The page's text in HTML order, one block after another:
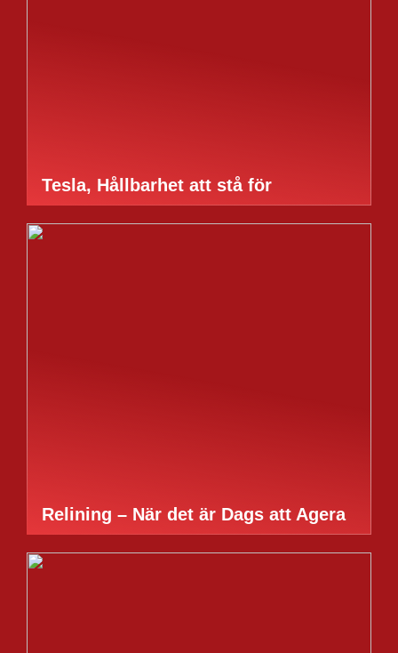
Tesla, Hållbarhet att stå för
Relining – När det är Dags att Agera